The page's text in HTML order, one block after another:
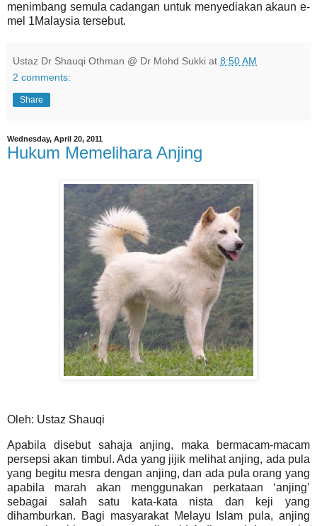
menimbang semula cadangan untuk menyediakan akaun e-
mel 1Malaysia tersebut.
Ustaz Dr Shauqi Othman @ Dr Mohd Sukki at 8:50 AM
2 comments:
Share
Wednesday, April 20, 2011
Hukum Memelihara Anjing
Oleh: Ustaz Shauqi
Apabila disebut sahaja anjing, maka bermacam-macam
persepsi akan timbul. Ada yang jijik melihat anjing, ada pula
yang begitu mesra dengan anjing, dan ada pula orang yang
apabila marah akan menggunakan perkataan ‘anjing’
sebagai salah satu kata-kata nista dan keji yang
dihamburkan. Bagi masyarakat Melayu Islam pula, anjing